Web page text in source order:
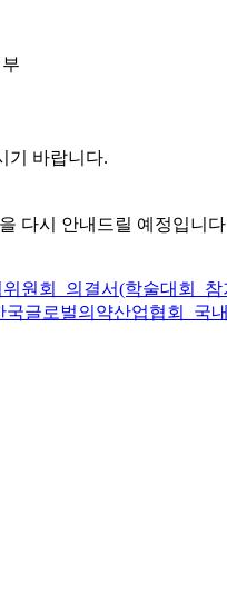
기 바랍니다.
다시 안내드릴 예정입니
원회_의결서(학술대회_참
국글로벌의약산업협회_국